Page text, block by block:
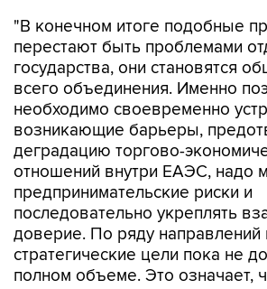
"В конечном итоге подобные
перестают быть проблемами
государства, они становятся
всего объединения. Именно
необходимо своевременно
возникающие барьеры,
деградацию торгово-
отношений внутри ЕАЭС, надо
предпринимательские риски и
последовательно укреплять
доверие. По ряду направлений
стратегические цели пока не
полном объеме. Это означает,